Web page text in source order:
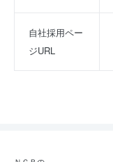
自社採用ペー
ジURL